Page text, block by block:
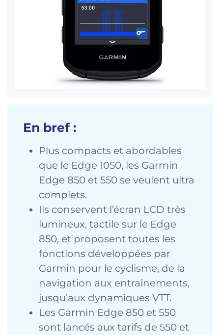
En bref :
Plus compacts et abordables
que le Edge 1050, les Garmin
Edge 850 et 550 se veulent ultra
complets.
Ils conservent l’écran LCD très
lumineux, tactile sur le Edge
850, et proposent toutes les
fonctions développées par
Garmin pour le cyclisme, de la
navigation aux entraînements,
jusqu’aux dynamiques VTT.
Les Garmin Edge 850 et 550
sont lancés aux tarifs de 550 et